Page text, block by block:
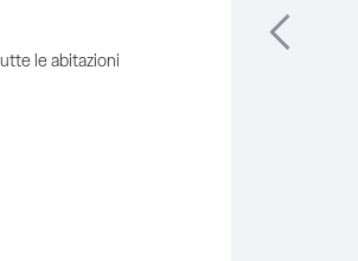
le abitazioni
Précédent